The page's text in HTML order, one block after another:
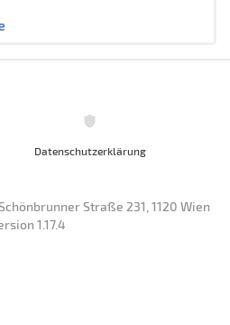
Datenschutzerklärung
Straße 231, 1120 Wien
1.17.4